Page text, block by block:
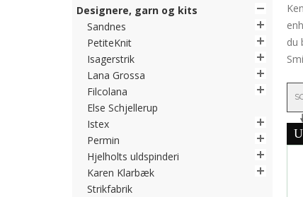
Designere, garn og kits
Sandnes
PetiteKnit
Isagerstrik
Lana Grossa
Filcolana
Else Schjellerup
Istex
Permin
Hjelholts uldspinderi
Karen Klarbæk
Strikfabrik
du